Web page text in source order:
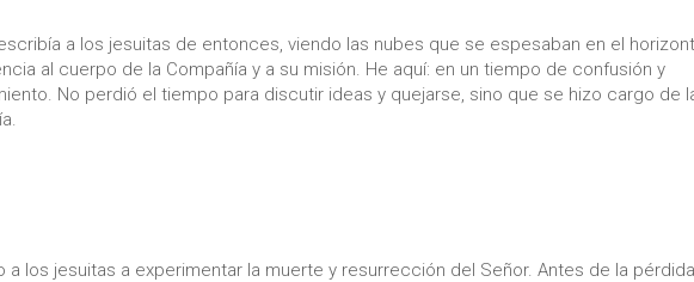
a los jesuitas de entonces, viendo las nubes que se espesaban en el
al cuerpo de la Compañía y a su misión. He aquí: en un tiempo de confusión y
No perdió el tiempo para discutir ideas y quejarse, sino que se hizo cargo de
a los jesuitas a experimentar la muerte y resurrección del Señor. Antes de la